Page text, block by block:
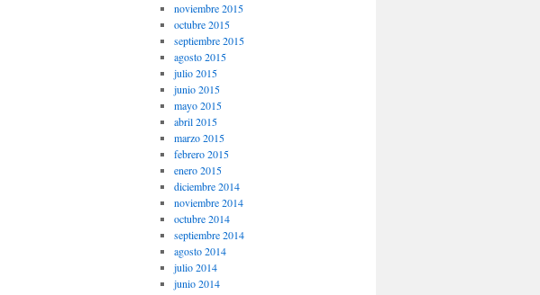
noviembre 2015
octubre 2015
septiembre 2015
agosto 2015
julio 2015
junio 2015
mayo 2015
abril 2015
marzo 2015
febrero 2015
enero 2015
diciembre 2014
noviembre 2014
octubre 2014
septiembre 2014
agosto 2014
julio 2014
junio 2014